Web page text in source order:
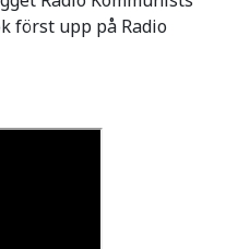
först upp på Radio